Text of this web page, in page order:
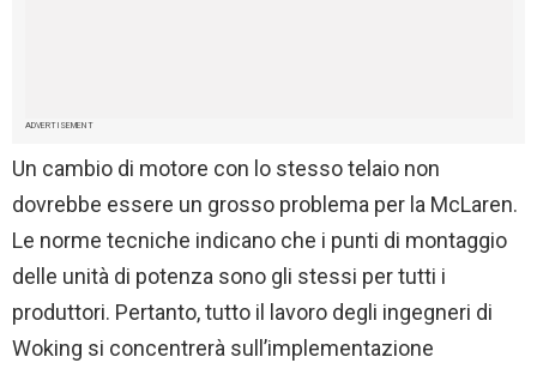
ADVERTISEMENT
Un cambio di motore con lo stesso telaio non
dovrebbe essere un grosso problema per la McLaren.
Le norme tecniche indicano che i punti di montaggio
delle unità di potenza sono gli stessi per tutti i
produttori. Pertanto, tutto il lavoro degli ingegneri di
Woking si concentrerà sull’implementazione